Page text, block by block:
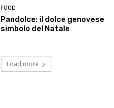
FOOD
Pandolce: il dolce genovese
simbolo del Natale
Load more